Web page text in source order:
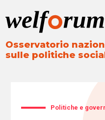
Osservatorio
sulle politiche
Politiche e